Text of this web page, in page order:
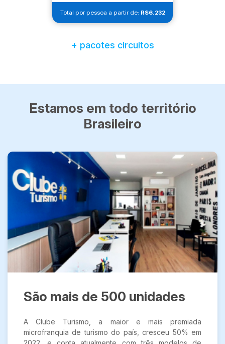
Total por pessoa a partir de: R$6.232
+ pacotes circuitos
Estamos em todo território
Brasileiro
São mais de 500 unidades
A Clube Turismo, a maior e mais premiada
microfranquia de turismo do país, cresceu 50% em